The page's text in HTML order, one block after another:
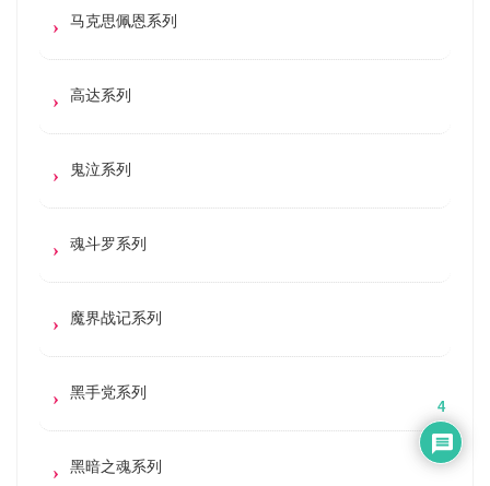
马克思佩恩系列
高达系列
鬼泣系列
魂斗罗系列
魔界战记系列
黑手党系列
黑暗之魂系列
4